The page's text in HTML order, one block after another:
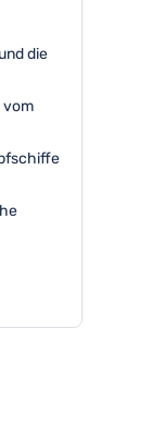
die
vom